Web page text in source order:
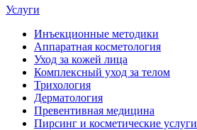
Услуги
Инъекционные методики
Аппаратная косметология
Уход за кожей лица
Комплексный уход за телом
Трихология
Дерматология
Превентивная медицина
Пирсинг и косметические услуги